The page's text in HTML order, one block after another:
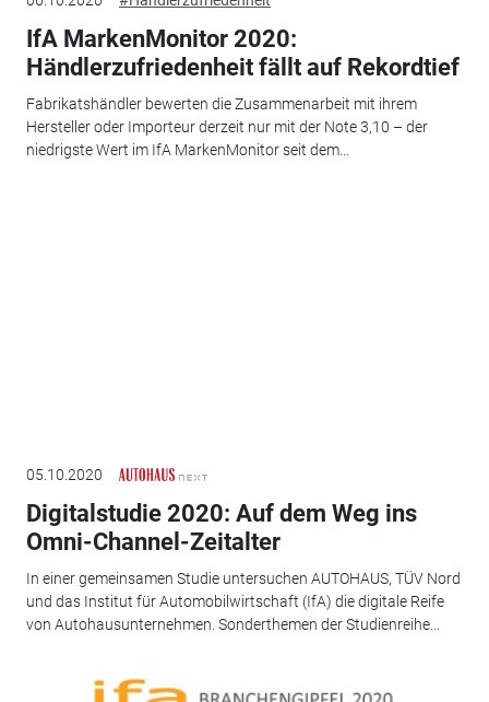
IfA MarkenMonitor 2020:
Händlerzufriedenheit fällt auf Rekordtief
Fabrikatshändler bewerten die Zusammenarbeit mit ihrem
Hersteller oder Importeur derzeit nur mit der Note 3,10 – der
niedrigste Wert im IfA MarkenMonitor seit dem...
05.10.2020
Digitalstudie 2020: Auf dem Weg ins
Omni-Channel-Zeitalter
In einer gemeinsamen Studie untersuchen AUTOHAUS, TÜV Nord
und das Institut für Automobilwirtschaft (IfA) die digitale Reife
von Autohausunternehmen. Sonderthemen der Studienreihe...